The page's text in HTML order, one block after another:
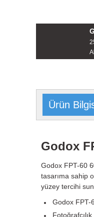
Ürün
Godox
Godox FPT-60
tasarıma sahip
yüzey tercihi
Godox FPT-